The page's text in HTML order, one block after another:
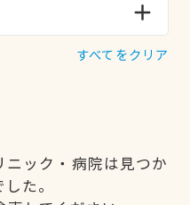
すべてをクリア
ック・病院は見つか
た。